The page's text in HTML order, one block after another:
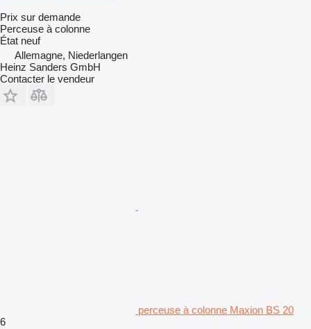
Prix sur demande
Perceuse à colonne
État neuf
Allemagne, Niederlangen
Heinz Sanders GmbH
Contacter le vendeur
perceuse à colonne Maxion BS 20
6